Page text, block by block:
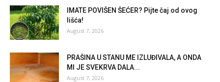
IMATE POVIŠEN ŠEĆER? Pijte čaj od ovog
lišća!
August 7, 2026
PRAŠINA U STANU ME IZLUĐIVALA, A ONDA
MI JE SVEKRVA DALA...
August 7, 2026